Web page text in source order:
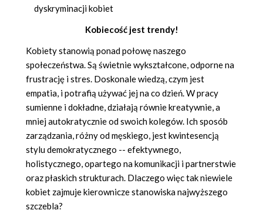
dyskryminacji kobiet
Kobiecość jest trendy!
Kobiety stanowią ponad połowę naszego
społeczeństwa. Są świetnie wykształcone, odporne na
frustrację i stres. Doskonale wiedzą, czym jest
empatia, i potrafią używać jej na co dzień. W pracy
sumienne i dokładne, działają równie kreatywnie, a
mniej autokratycznie od swoich kolegów. Ich sposób
zarządzania, różny od męskiego, jest kwintesencją
stylu demokratycznego -- efektywnego,
holistycznego, opartego na komunikacji i partnerstwie
oraz płaskich strukturach. Dlaczego więc tak niewiele
kobiet zajmuje kierownicze stanowiska najwyższego
szczebla?